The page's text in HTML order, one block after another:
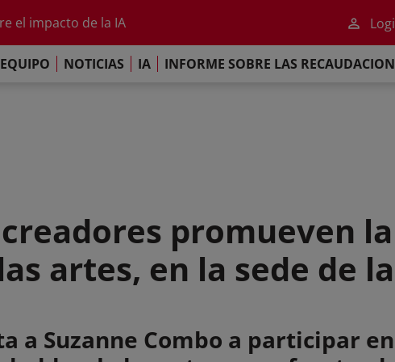
el impacto de la IA
de París
las Recaudaciones Mundiales de 2025
EQUIPO NOTICIAS IA INFORME SOBRE LAS
creadores promueven
artes, en la sede de la
a Suzanne Combo a participar